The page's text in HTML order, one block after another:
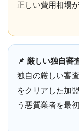
正しい費用相場
📌 厳しい独自審
独自の厳しい審
をクリアした加
う悪質業者を最